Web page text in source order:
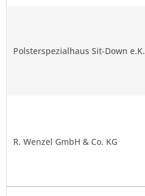
Polsterspezialhaus Sit-Down e.K.
R. Wenzel GmbH & Co. KG